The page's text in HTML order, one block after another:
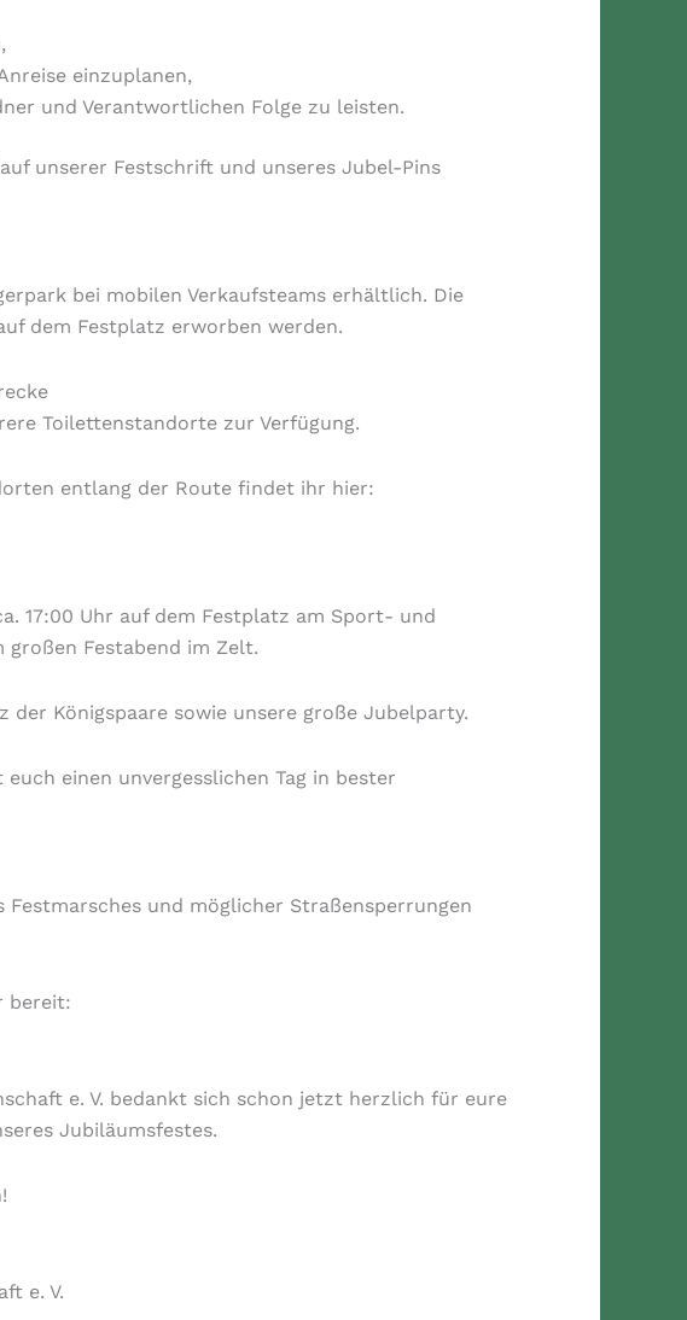
einzuplanen,
und Verantwortlichen Folge zu leisten.
unserer Festschrift und unseres Jubel-Pins
bei mobilen Verkaufsteams erhältlich. Die
dem Festplatz erworben werden.
Toilettenstandorte zur Verfügung.
entlang der Route findet ihr hier:
17:00 Uhr auf dem Festplatz am Sport- und
Festabend im Zelt.
der Königspaare sowie unsere große Jubelparty.
einen unvergesslichen Tag in bester
und möglicher Straßensperrungen
bereit:
e. V. bedankt sich schon jetzt herzlich für eure
Jubiläumsfestes.
e. V.